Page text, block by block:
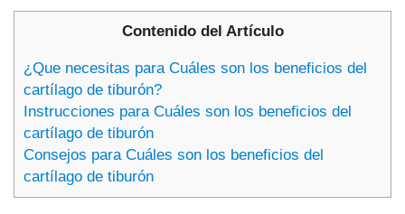
Contenido del Artículo
¿Que necesitas para Cuáles son los beneficios del
cartílago de tiburón?
Instrucciones para Cuáles son los beneficios del
cartílago de tiburón
Consejos para Cuáles son los beneficios del
cartílago de tiburón